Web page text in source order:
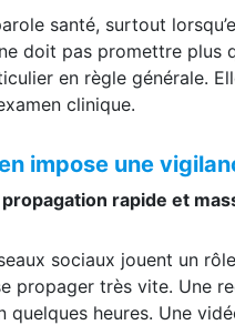
santé, surtout
doit pas promettre
en règle générale.
impose une
sociaux jouent un
propager très vite. Une